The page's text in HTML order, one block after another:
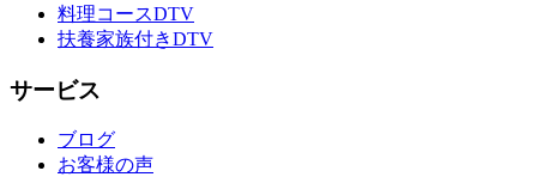
料理コースDTV
扶養家族付きDTV
サービス
ブログ
お客様の声